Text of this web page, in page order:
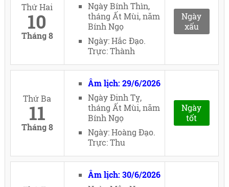
Thứ Hai
10
Tháng 8
Ngày Bính Thìn,
tháng Ất Mùi, năm
Bính Ngọ
Ngày: Hắc Đạo.
Trực: Thành
Ngày
xấu
Thứ Ba
11
Tháng 8
Âm lịch: 29/6/2026
Ngày Đinh Tỵ,
tháng Ất Mùi, năm
Bính Ngọ
Ngày: Hoàng Đạo.
Trực: Thu
Ngày
tốt
Âm lịch: 30/6/2026